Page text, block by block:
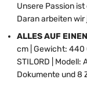
Unsere Passion
Daran arbeiten
ALLES AUF
cm | Gewicht: 440
STILORD |
Dokumente und 8